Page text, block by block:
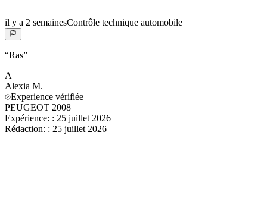
il y a 2 semainesContrôle technique automobile
“Ras”
A
Alexia M.
Experience vérifiée
PEUGEOT 2008
Expérience: : 25 juillet 2026
Rédaction: : 25 juillet 2026